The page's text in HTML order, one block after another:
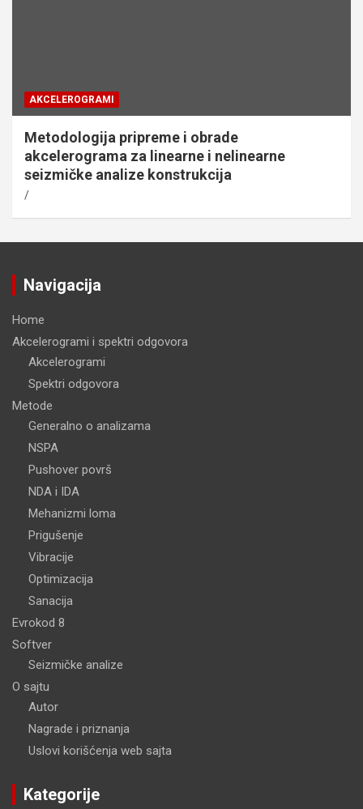
AKCELEROGRAMI
Metodologija pripreme i obrade
akcelerograma za linearne i nelinearne
seizmičke analize konstrukcija
Navigacija
Home
Akcelerogrami i spektri odgovora
Akcelerogrami
Spektri odgovora
Metode
Generalno o analizama
NSPA
Pushover površ
NDA i IDA
Mehanizmi loma
Prigušenje
Vibracije
Optimizacija
Sanacija
Evrokod 8
Softver
Seizmičke analize
O sajtu
Autor
Nagrade i priznanja
Uslovi korišćenja web sajta
Kategorije